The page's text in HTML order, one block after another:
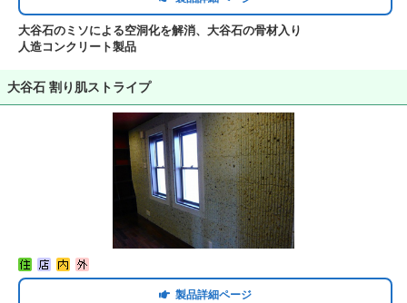
大谷石のミソによる空洞化を解消、大谷石の骨材入り
人造コンクリート製品
大谷石 割り肌ストライプ
製品詳細ページ